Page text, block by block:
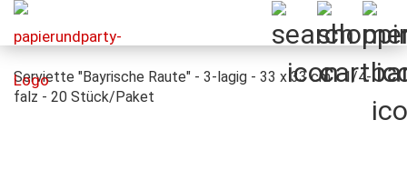
Serviette "Bayrische Raute" - 3-lagig - 33 x 33 cm - 1/4-
falz - 20 Stück/Paket